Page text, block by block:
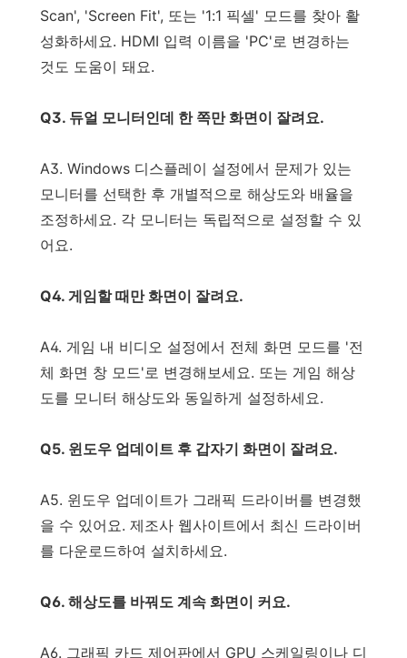
Scan', 'Screen Fit', 또는 '1:1 픽셀' 모드를 찾아 활
성화하세요. HDMI 입력 이름을 'PC'로 변경하는
것도 도움이 돼요.
Q3. 듀얼 모니터인데 한 쪽만 화면이 잘려요.
A3. Windows 디스플레이 설정에서 문제가 있는
모니터를 선택한 후 개별적으로 해상도와 배율을
조정하세요. 각 모니터는 독립적으로 설정할 수 있
어요.
Q4. 게임할 때만 화면이 잘려요.
A4. 게임 내 비디오 설정에서 전체 화면 모드를 '전
체 화면 창 모드'로 변경해보세요. 또는 게임 해상
도를 모니터 해상도와 동일하게 설정하세요.
Q5. 윈도우 업데이트 후 갑자기 화면이 잘려요.
A5. 윈도우 업데이트가 그래픽 드라이버를 변경했
을 수 있어요. 제조사 웹사이트에서 최신 드라이버
를 다운로드하여 설치하세요.
Q6. 해상도를 바꿔도 계속 화면이 커요.
A6. 그래픽 카드 제어판에서 GPU 스케일링이나 디